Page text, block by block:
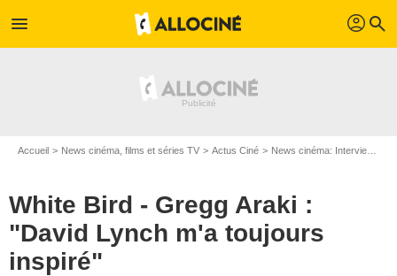
menu profil search
Accueil News cinéma, films et séries TV Actus Ciné News cinéma: Interviews
White Bird - Gregg Araki :
"David Lynch m'a toujours
inspiré"